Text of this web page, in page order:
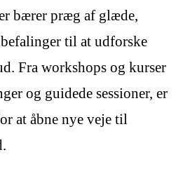
bærer præg af glæde,
til at udforske
Fra workshops og kurser
og guidede sessioner, er
at åbne nye veje til